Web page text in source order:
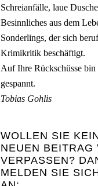
Schreianfälle, laue
Besinnliches aus dem
Sonderlings, der sich
Krimikritik beschäftigt.
Auf Ihre Rückschüsse bin
gespannt.
Tobias Gohlis
WOLLEN SIE
NEUEN BEITRAG
VERPASSEN?
MELDEN SIE